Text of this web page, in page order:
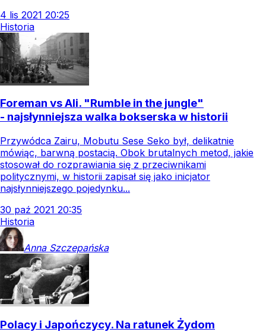
4 lis 2021 20:25
Historia
Foreman vs Ali. "Rumble in the jungle"
- najsłynniejsza walka bokserska w historii
Przywódca Zairu, Mobutu Sese Seko był, delikatnie
mówiąc, barwną postacią. Obok brutalnych metod, jakie
stosował do rozprawiania się z przeciwnikami
politycznymi, w historii zapisał się jako inicjator
najsłynniejszego pojedynku...
30 paź 2021 20:35
Historia
Anna Szczepańska
Polacy i Japończycy. Na ratunek Żydom